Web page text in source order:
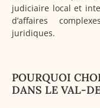
judiciaire local et
d’affaires
juridiques.
POURQUOI
DANS LE VAL-